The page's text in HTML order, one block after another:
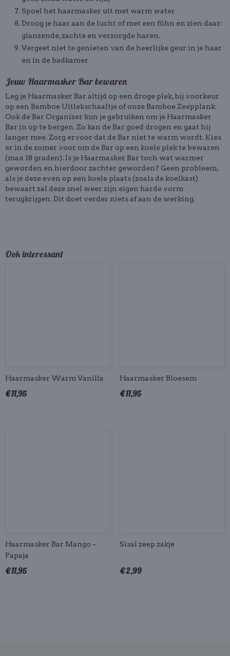
Spoel het haarmasker uit met warm water
Droog je haar aan de lucht of met een föhn en zien daar:
glanzende, zachte en verzorgde haren.
Vergeet niet te genieten van de heerlijke geur in je haar
en in de badkamer
Jouw Haarmasker Bar bewaren
Leg je Haarmasker Bar altijd op een droge plek, bij voorkeur
op een Bamboe Uitlekschaaltje of onze Bamboe Zeepplank.
Ook de Bar Organizer kun je gebruiken om je Haarmasker
Bar in op te bergen. Zo kan de Bar goed drogen en gaat hij
langer mee. Zorg ervoor dat de Bar niet te warm wordt. Kies
er in de zomer voor om de Bar op een koele plek te bewaren
(max 18 graden). Is je Haarmasker Bar toch wat warmer
geworden en hierdoor zachter geworden? Geen probleem,
als je deze even op een koele plaats (zoals de koelkast)
bewaart zal deze snel weer zijn eigen harde vorm
terugkrijgen. Dit doet verder niets af aan de werking.
Ook interessant
Haarmasker Warm Vanilla
€ 11,95
Haarmasker Bloesem
€ 11,95
Haarmasker Bar Mango –
Papaja
€ 11,95
Sisal zeep zakje
€ 2,99